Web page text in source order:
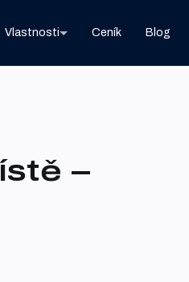
Vlastnosti Ceník Blog
–